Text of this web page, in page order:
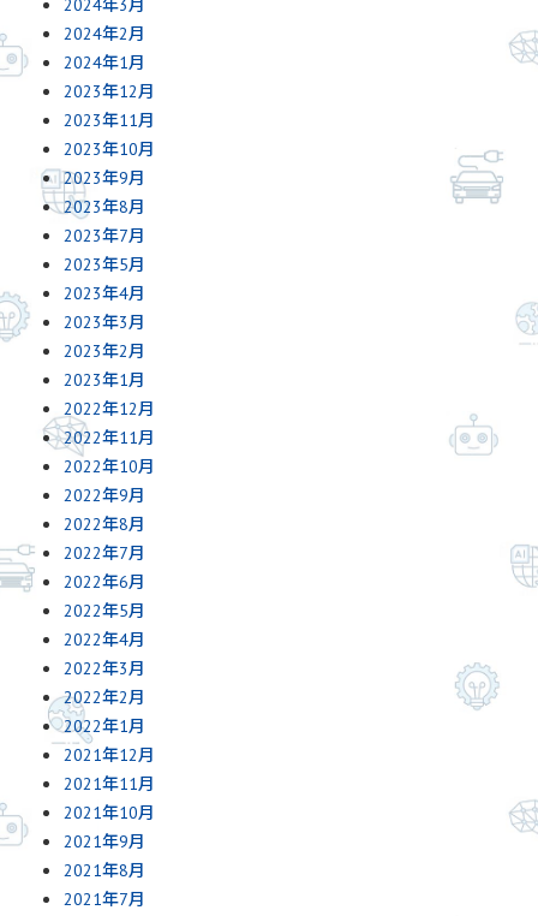
2024年3月
2024年2月
2024年1月
2023年12月
2023年11月
2023年10月
2023年9月
2023年8月
2023年7月
2023年5月
2023年4月
2023年3月
2023年2月
2023年1月
2022年12月
2022年11月
2022年10月
2022年9月
2022年8月
2022年7月
2022年6月
2022年5月
2022年4月
2022年3月
2022年2月
2022年1月
2021年12月
2021年11月
2021年10月
2021年9月
2021年8月
2021年7月